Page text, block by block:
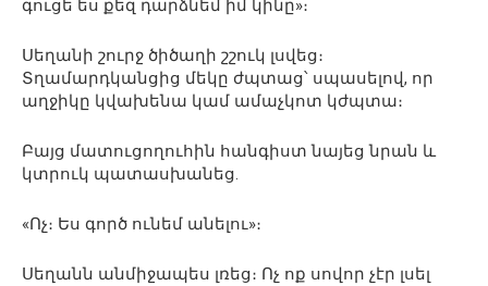
գուցե ես քեզ դարձնեմ իմ կինը»։
Սեղանի շուրջ ծիծաղի շշուկ լսվեց։
Տղամարդկանցից մեկը ժպտաց՝ սպասելով, որ
աղջիկը կվախենա կամ ամաչկոտ կժպտա։
Բայց մատուցողուհին հանգիստ նայեց նրան և
կտրուկ պատասխանեց.
«Ոչ։ Ես գործ ունեմ անելու»։
Սեղանն անմիջապես լռեց։ Ոչ ոք սովոր չէր լսել